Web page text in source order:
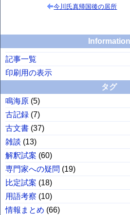
今川氏真帰国後の居所
Information
記事一覧
印刷用の表示
タグ
鳴海原 (5)
古記録 (7)
古文書 (37)
雑談 (13)
解釈試案 (60)
専門家への疑問 (19)
比定試案 (18)
用語考察 (10)
情報まとめ (66)